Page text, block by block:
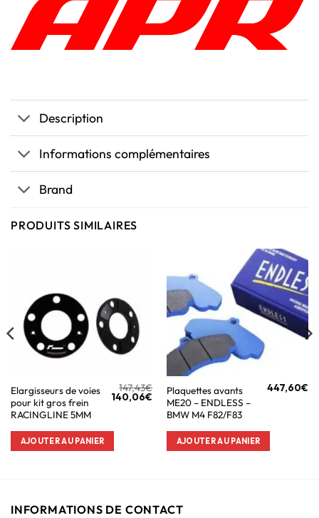
Description
Informations complémentaires
Brand
PRODUITS SIMILAIRES
Elargisseurs de voies
pour kit gros frein
RACINGLINE 5MM
147,43€
140,06€
AJOUTER AU PANIER
Plaquettes avants
ME20 – ENDLESS –
BMW M4 F82/F83
447,60€
AJOUTER AU PANIER
INFORMATIONS DE CONTACT